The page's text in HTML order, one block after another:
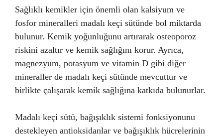
Sağlıklı kemikler için önemli olan kalsiyum ve
fosfor mineralleri madalı keçi sütünde bol miktarda
bulunur. Kemik yoğunluğunu artırarak osteoporoz
riskini azaltır ve kemik sağlığını korur. Ayrıca,
magnezyum, potasyum ve vitamin D gibi diğer
mineraller de madalı keçi sütünde mevcuttur ve
birlikte çalışarak kemik sağlığına katkıda bulunurlar.
Madalı keçi sütü, bağışıklık sistemi fonksiyonunu
destekleyen antioksidanlar ve bağışıklık hücrelerinin